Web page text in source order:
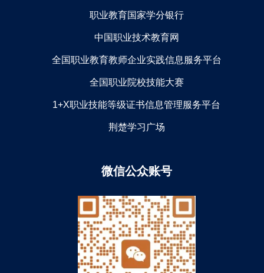
职业教育国家学分银行
中国职业技术教育网
全国职业教育教师企业实践信息服务平台
全国职业院校技能大赛
1+X职业技能等级证书信息管理服务平台
荆楚学习广场
微信公众账号